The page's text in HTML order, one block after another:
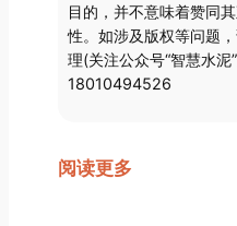
目的，并不意味着赞同
性。如涉及版权等问题
理(关注公众号“智慧水泥
18010494526
阅读更多